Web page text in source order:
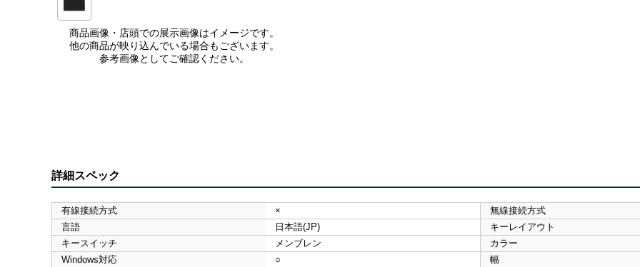
商品画像・店頭での展示画像はイメージです。
他の商品が映り込んでいる場合もございます。
参考画像としてご確認ください。
詳細スペック
有線接続方式 × 無線接続方式
言語
日本語(JP) キーレイアウト
キースイッチ
メンブレン カラー
Windows対応
○ 幅